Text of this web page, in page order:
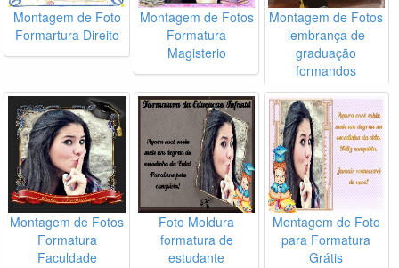
Montagem de Foto
Formartura Direito
Montagem de Fotos
Formatura
Magisterio
Montagem de Fotos
lembrança de
graduação
formandos
Montagem de Fotos
Formatura
Faculdade
Foto Moldura
formatura de
estudante
Montagem de Foto
para Formatura
Grátis